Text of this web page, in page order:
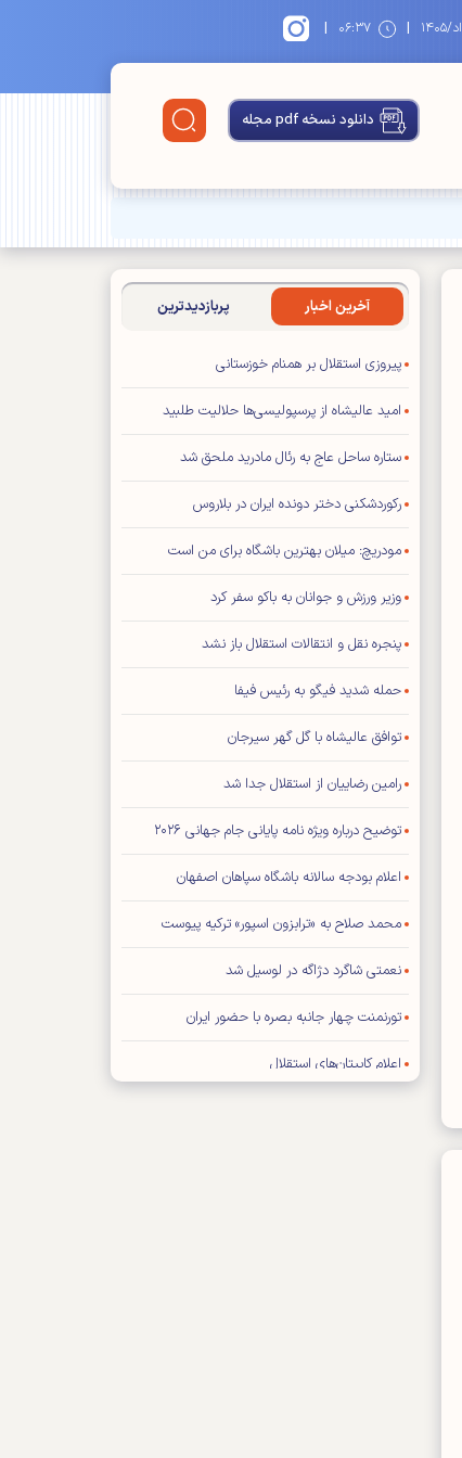
| ۰۶:۳۷ |
دانلود نسخه pdf مجله
آخرین اخبار پربازدیدترین
پیروزی استقلال بر همنام خوزستانی
امید عالیشاه از پرسپولیسی‌ها حلالیت طلبید
ستاره ساحل عاج به رئال مادرید ملحق شد
رکوردشکنی دختر دونده ایران در بلاروس
مودریچ: میلان بهترین باشگاه برای من است
وزیر ورزش و جوانان به باکو سفر کرد
پنجره نقل و انتقالات استقلال باز نشد
حمله شدید فیگو به رئیس فیفا
توافق عالیشاه با گل گهر سیرجان
رامین رضاییان از استقلال جدا شد
توضیح درباره ویژه نامه پایانی جام جهانی ۲۰۲۶
اعلام بودجه سالانه باشگاه سپاهان اصفهان
محمد صلاح به «ترابزون اسپور» ترکیه پیوست
نعمتی شاگرد دژاگه در لوسیل شد
تورنمنت چهار جانبه بصره با حضور ایران
اعلام کاپیتان‌های استقلال